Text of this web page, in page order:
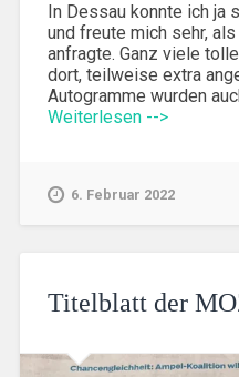
In Dessau konnte ich ja
und freute mich sehr,
anfragte. Ganz viele
dort, teilweise extra
Autogramme wurden
Weiterlesen -->
6. Februar 2022
Titelblatt der